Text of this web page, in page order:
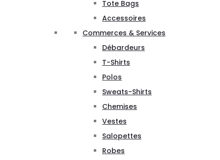
Tote Bags
Accessoires
Commerces & Services
Débardeurs
T-Shirts
Polos
Sweats-Shirts
Chemises
Vestes
Salopettes
Robes